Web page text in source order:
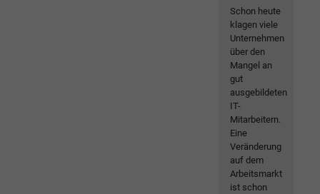
Schon heute
klagen viele
Unternehmen
über den
Mangel an
gut
ausgebildeten
IT-
Mitarbeitern.
Eine
Veränderung
auf dem
Arbeitsmarkt
ist schon